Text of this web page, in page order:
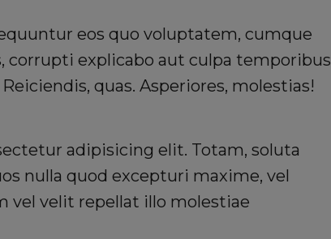
eos quo voluptatem, cumque
explicabo aut culpa temporibus
quas. Asperiores, molestias!
adipisicing elit. Totam, soluta
nulla quod excepturi maxime, vel
vel velit repellat illo molestiae